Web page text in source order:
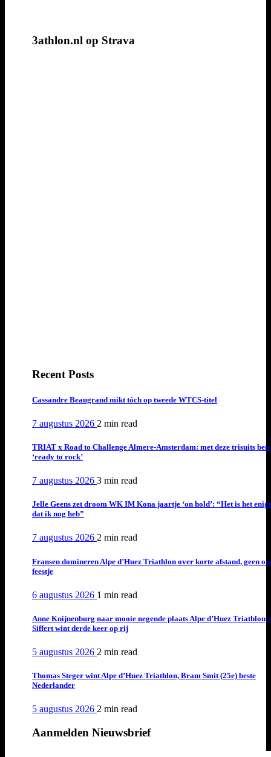
3athlon.nl op Strava
Recent Posts
Cassandre Beaugrand mikt tóch op tweede WTCS-titel
7 augustus 2026 2 min read
TRIAT x Road to Challenge Almere-Amsterdam: met deze trisuits ben
‘ready to rock’
7 augustus 2026 3 min read
Jelle Geens zet droom WK IM Kona jaartje ‘on hold’: “Het is het
dat ik nog heb”
7 augustus 2026 2 min read
Fransen domineren Alpe d’Huez Triathlon over korte afstand, geen
feestje
6 augustus 2026 1 min read
Anne Knijnenburg naar mooie negende plaats Alpe d’Huez Triathlon,
Siffert wint derde keer op rij
5 augustus 2026 2 min read
Thomas Steger wint Alpe d’Huez Triathlon, Bram Smit (25e) beste
Nederlander
5 augustus 2026 2 min read
Aanmelden Nieuwsbrief